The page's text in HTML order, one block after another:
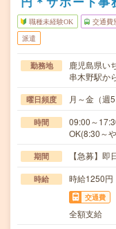
職種未経験OK 交通費
派遣
勤務地
鹿児島県い
串木野駅か
曜日頻度 月～金（週
時間
09:00～
OK(8:30～
期間 【急募】
時給 時給1250
交通費
全額支給